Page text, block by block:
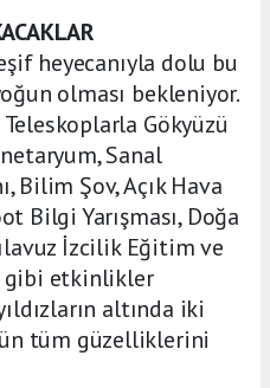
heyecanıyla dolu bu
olması bekleniyor.
Gökyüzü
Sanal
Bilim Şov, Açık Hava
Bilgi Yarışması, Doğa
İzcilik Eğitim ve
gibi etkinlikler
altında iki
tüm güzelliklerini